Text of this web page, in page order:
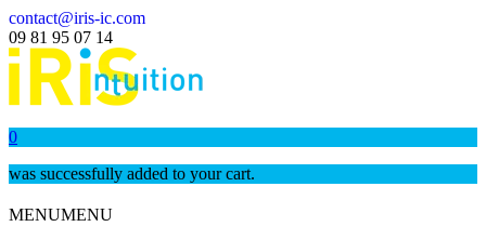
contact@iris-ic.com
09 81 95 07 14
0
was successfully added to your cart.
MENUMENU